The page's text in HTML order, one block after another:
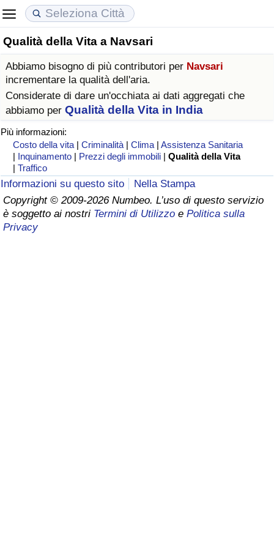
Qualità della Vita a Navsari
Abbiamo bisogno di più contributori per Navsari
incrementare la qualità dell'aria.
Considerate di dare un'occhiata ai dati aggregati che
abbiamo per Qualità della Vita in India
Più informazioni:
Costo della vita |Criminalità |Clima |Assistenza Sanitaria
| Inquinamento | Prezzi degli immobili |Qualità della Vita
|Traffico
Informazioni su questo sito
Nella Stampa
Copyright © 2009-2026 Numbeo. L’uso di questo servizio
è soggetto ai nostri Termini di Utilizzo e Politica sulla
Privacy
Costo della vita
Indice Del Costo Della Vita (corrente)
Indice Del Costo Della Vita
Indice del Costo della Vita per Nazione
ad Aqaba
Prezzi degli immobili
Indice del Prezzo delle Case (Corrente)
Indice del Prezzo delle Case
Indice del Prezzo delle Case per Nazione
Qualità della Vita
Indice della Qualità della Vita
Indice della Qualità della Vita (Corrente)
Indice della qualità della vita per Paese
Criminalità
Indice del Tasso di Criminalità (Corrente)
Indice della Criminalità